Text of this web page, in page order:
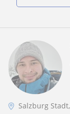
Salzburg